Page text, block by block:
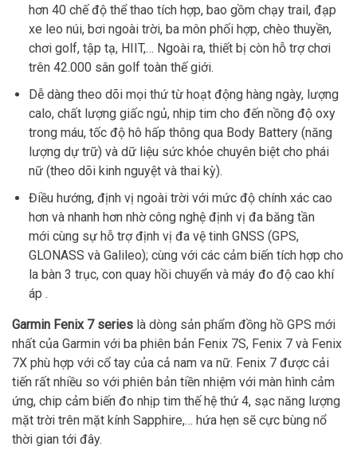
hơn 40 chế độ thể thao tích hợp, bao gồm chạy trail, đạp
xe leo núi, bơi ngoài trời, ba môn phối hợp, chèo thuyền,
chơi golf, tập tạ, HIIT,… Ngoài ra, thiết bị còn hỗ trợ chơi
trên 42.000 sân golf toàn thế giới.
Dễ dàng theo dõi mọi thứ từ hoạt động hàng ngày, lượng
calo, chất lượng giấc ngủ, nhịp tim cho đến nồng độ oxy
trong máu, tốc độ hô hấp thông qua Body Battery (năng
lượng dự trữ) và dữ liệu sức khỏe chuyên biệt cho phái
nữ (theo dõi kinh nguyệt và thai kỳ).
Điều hướng, định vị ngoài trời với mức độ chính xác cao
hơn và nhanh hơn nhờ công nghệ định vị đa băng tần
mới cùng sự hỗ trợ định vị đa vệ tinh GNSS (GPS,
GLONASS và Galileo); cùng với các cảm biến tích hợp cho
la bàn 3 trục, con quay hồi chuyển và máy đo độ cao khí
áp .
Garmin Fenix 7 series là dòng sản phẩm đồng hồ GPS mới
nhất của Garmin với ba phiên bản Fenix 7S, Fenix 7 và Fenix
7X phù hợp với cổ tay của cả nam va nữ. Fenix 7 được cải
tiến rất nhiều so với phiên bản tiền nhiệm với màn hình cảm
ứng, chip cảm biến đo nhịp tim thế hệ thứ 4, sạc năng lượng
mặt trời trên mặt kính Sapphire,… hứa hẹn sẽ cực bùng nổ
thời gian tới đây.